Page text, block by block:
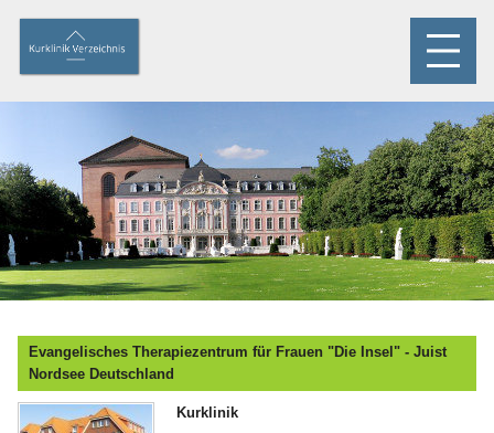
Evangelisches Therapiezentrum für Frauen "Die Insel" - Juist
Nordsee Deutschland
Kurklinik